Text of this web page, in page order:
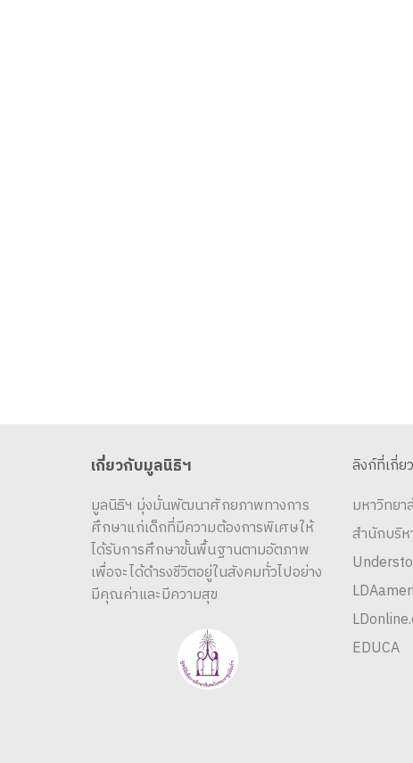
เกี่ยวกับมูลนิธิฯ
มูลนิธิฯ มุ่งมั่นพัฒนาศักยภาพทางการ
ศึกษาแก่เด็กที่มีความต้องการพิเศษให้
ได้รับการศึกษาขั้นพื้นฐานตามอัตภาพ
เพื่อจะได้ดำรงชีวิตอยู่ในสังคมทั่วไปอย่าง
มีคุณค่าและมีความสุข
ลิงก์ที่เกี่ย
มหาวิทย
สำนักบริ
EDUCA